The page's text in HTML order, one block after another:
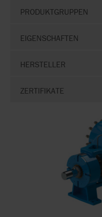
PRODUKTGRUPPEN
EIGENSCHAFTEN
HERSTELLER
ZERTIFIKATE